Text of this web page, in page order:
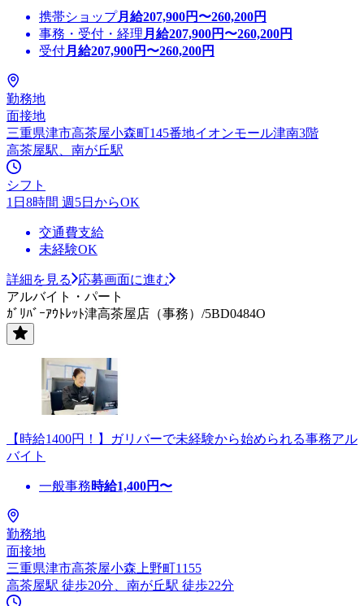
携帯ショップ月給207,900円〜260,200円
事務・受付・経理 月給207,900円〜260,200円
受付月給207,900円〜260,200円
勤務地
面接地
三重県津市高茶屋小森町145番地イオンモール津南3階
高茶屋駅、南が丘駅
シフト
1日8時間 週5日からOK
交通費支給
未経験OK
詳細を見る
応募画面に進む
アルバイト・パート
ｶﾞﾘﾊﾞｰｱｳﾄﾚｯﾄ津高茶屋店（事務）/5BD0484O
【時給1400円！】ガリバーで未経験から始められる事務アル
バイト
一般事務時給1,400円〜
勤務地
面接地
三重県津市高茶屋小森上野町1155
高茶屋駅 徒歩20分、南が丘駅 徒歩22分